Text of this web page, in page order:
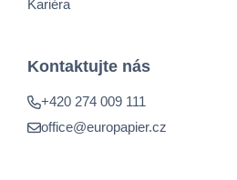
Kariéra
Kontaktujte nás
+420 274 009 111
office@europapier.cz